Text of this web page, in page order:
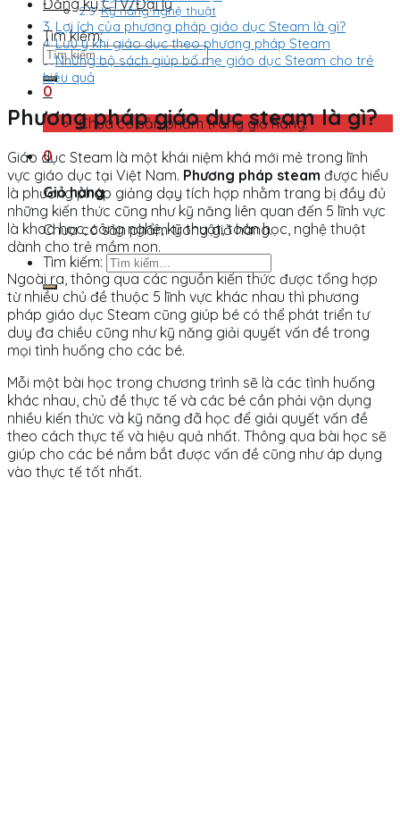
Đăng ký CTV/Đại lý
Tìm kiếm:
0
Chưa có sản phẩm trong giỏ hàng.
0
Giỏ hàng
Chưa có sản phẩm trong giỏ hàng.
Tìm kiếm:
Kỹ năng nghệ thuật
Lợi ích của phương pháp giáo dục Steam là gì?
Lưu ý khi giáo dục theo phương pháp Steam
Những bộ sách giúp bố mẹ giáo dục Steam cho trẻ
hiệu quả
Phương pháp giáo dục steam là gì?
Giáo dục Steam là một khái niệm khá mới mẻ trong lĩnh
vực giáo dục tại Việt Nam. Phương pháp steam được hiểu
là phương pháp giảng dạy tích hợp nhằm trang bị đầy đủ
những kiến thức cũng như kỹ năng liên quan đến 5 lĩnh vực
là khoa học, công nghệ, kỹ thuật, toán học, nghệ thuật
dành cho trẻ mầm non.
Ngoài ra, thông qua các nguồn kiến thức được tổng hợp
từ nhiều chủ đề thuộc 5 lĩnh vực khác nhau thì phương
pháp giáo dục Steam cũng giúp bé có thể phát triển tư
duy đa chiều cũng như kỹ năng giải quyết vấn đề trong
mọi tình huống cho các bé.
Mỗi một bài học trong chương trình sẽ là các tình huống
khác nhau, chủ đề thực tế và các bé cần phải vận dụng
nhiều kiến thức và kỹ năng đã học để giải quyết vấn đề
theo cách thực tế và hiệu quả nhất. Thông qua bài học sẽ
giúp cho các bé nắm bắt được vấn đề cũng như áp dụng
vào thực tế tốt nhất.